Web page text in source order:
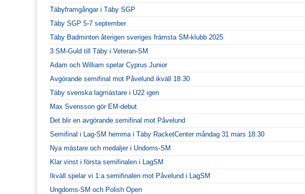
Täbyframgångar i Täby SGP
Täby SGP 5-7 september
Täby Badminton återigen sveriges främsta SM-klubb 2025
3 SM-Guld till Täby i Veteran-SM
Adam och William spelar Cyprus Junior
Avgörande semifinal mot Påvelund ikväll 18.30
Täby svenska lagmästare i U22 igen
Max Svensson gör EM-debut
Det blir en avgörande semifinal mot Påvelund
Semifinal i Lag-SM hemma i Täby RacketCenter måndag 31 mars 18.30
Nya mästare och medaljer i Undoms-SM
Klar vinst i första semifinalen i LagSM
Ikväll spelar vi 1:a semifinalen mot Påvelund i LagSM
Ungdoms-SM och Polish Open